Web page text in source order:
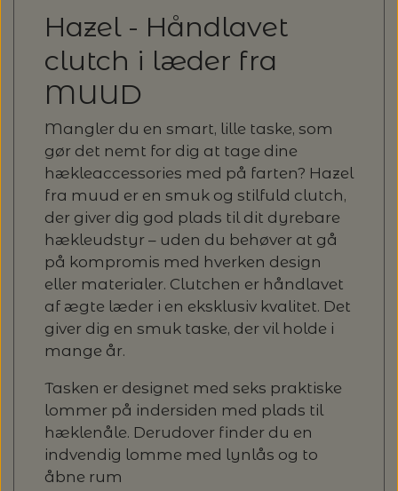
PASCUALI: NEPAL - SPAR 20%
PASCULI: SUAVE - SPAR 20%
POMP STITCH - BRODERI - SPAR 30-35%
PÅ ALLE KITS
SPAR 40% - GLERUPS STØVLER BØRN (STR.
19 - 23)
PERMIN: SPAR 30% PÅ ALLE
JULEBRODERIER
20%
LANG YARNS
PASCUALI
RAUMA GARN
PERMIN
SOMMERGARN
LENE HOLME SAMSØE - LEKNIT
MY FAVOURITE THINGS KNITWEAR
ODD ROW
OTHER LOOPS
PETITEKNIT
RAUMA
MASKESTOPPERE
MÅLEBÅND / PINDEMÅLERE
OPSKRIFTHOLDER FRA KNITPRO -
MAGMA
SAKSE
STRIKKE- OG SYNÅLE
TRYKLÅSE
Hazel - Håndlavet
clutch i læder fra
MUUD
Mangler du en smart, lille taske, som
gør det nemt for dig at tage dine
hækleaccessories med på farten? Hazel
fra muud er en smuk og stilfuld clutch,
der giver dig god plads til dit dyrebare
hækleudstyr – uden du behøver at gå
på kompromis med hverken design
eller materialer. Clutchen er håndlavet
af ægte læder i en eksklusiv kvalitet. Det
giver dig en smuk taske, der vil holde i
mange år.
Tasken er designet med seks praktiske
lommer på indersiden med plads til
hæklenåle. Derudover finder du en
indvendig lomme med lynlås og to
åbne rum